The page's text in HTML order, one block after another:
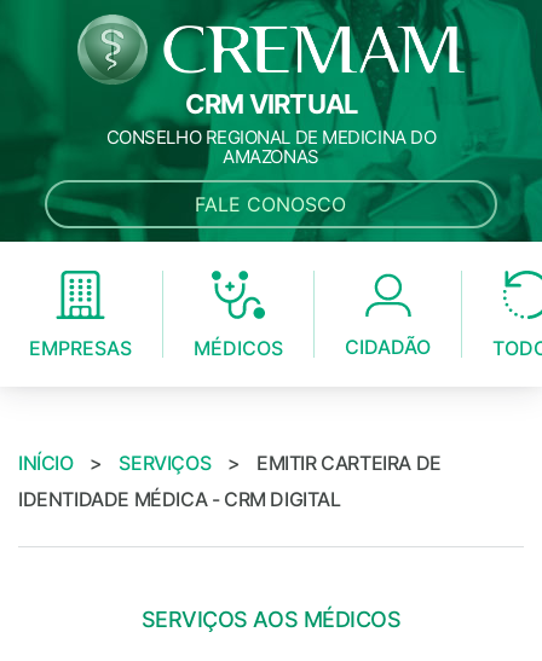
CRM VIRTUAL
CONSELHO REGIONAL DE MEDICINA DO
AMAZONAS
FALE CONOSCO
EMPRESAS MÉDICOS CIDADÃO
INÍCIO > SERVIÇOS >
EMITIR CARTEIRA DE
IDENTIDADE MÉDICA - CRM DIGITAL
SERVIÇOS AOS MÉDICOS